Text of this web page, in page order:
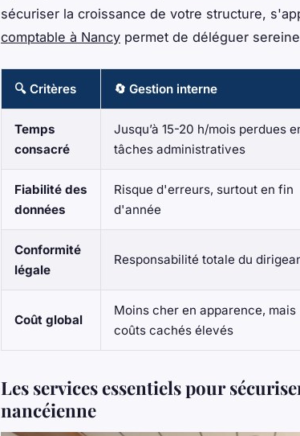
sécuriser la croissance de votre structure,
comptable à Nancy permet de déléguer
🔍 Critères 🔄 Gestion interne
Temps
consacré
Jusqu’à 15-20 h/mois perdues
tâches administratives
Fiabilité des
données
Risque d'erreurs, surtout en fin
d'année
Conformité
légale
Responsabilité totale du
Coût global
Moins cher en apparence, mais
coûts cachés élevés
Les services essentiels pour
nancéienne